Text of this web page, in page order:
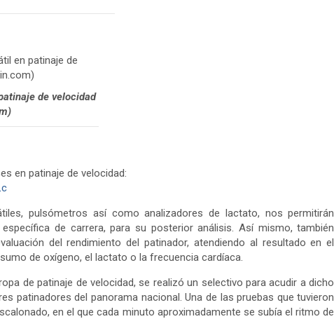
de velocidad
en patinaje de velocidad:
pulsómetros así como analizadores de lactato, nos permitirán
de carrera, para su posterior análisis. Así mismo, también
del rendimiento del patinador, atendiendo al resultado en el
de oxígeno, el lactato o la frecuencia cardíaca.
de patinaje de velocidad, se realizó un selectivo para acudir a dicho
patinadores del panorama nacional. Una de las pruebas que tuvieron
en el que cada minuto aproximadamente se subía el ritmo de